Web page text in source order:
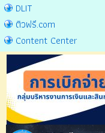
DLIT
ติวฟรี.com
Content Center